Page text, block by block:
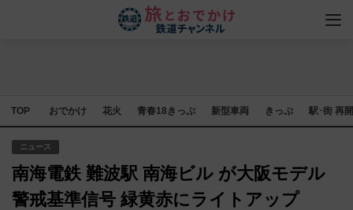
TOP おでかけ 花火 青春18きっぷ 新型車両 きっぷ 駅･街 再
ニュース
南海電鉄 難波駅 南海ビル が大阪モデル
警戒基準信号 緑黄赤にライトアップ